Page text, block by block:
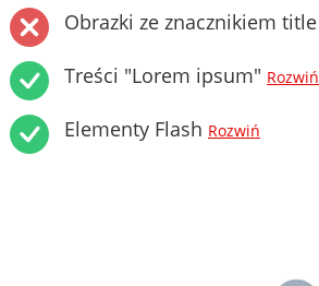
Obrazki ze znacznikiem title
Treści "Lorem ipsum" Rozwiń
Elementy Flash Rozwiń